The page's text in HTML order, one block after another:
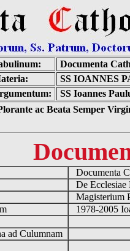
Documenta
SS IOANNES
SS Ioannes
ac Beata Semper
Documenta
De
Magisterium
1978-2005
ad Culumnam